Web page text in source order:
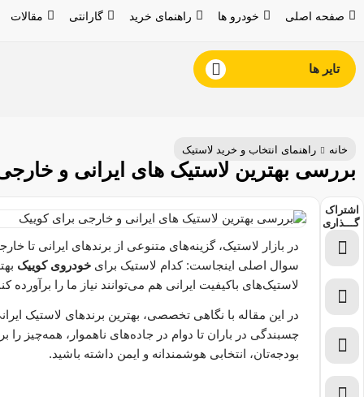
صفحه اصلی خودرو ها راهنمای خرید گارانتی مقالات
تایر ها
خانه راهنمای انتخاب و خرید لاستیک
بررسی بهترین لاستیک های ایرانی و
اشتراک
گـــذاری
در بازار لاستیک، گزینه‌های متنوعی از برندهای ایرانی تا
سوال اصلی اینجاست: کدام لاستیک برای خودروی کوییک
لاستیک‌های باکیفیت ایرانی هم می‌توانند نیاز ما را برآورده
در این مقاله با نگاهی تخصصی، بهترین برندهای لاستیک
چسبندگی در باران تا دوام در جاده‌های ناهموار، همه‌چیز را
بودجه‌تان، انتخابی هوشمندانه و ایمن داشته باشید.